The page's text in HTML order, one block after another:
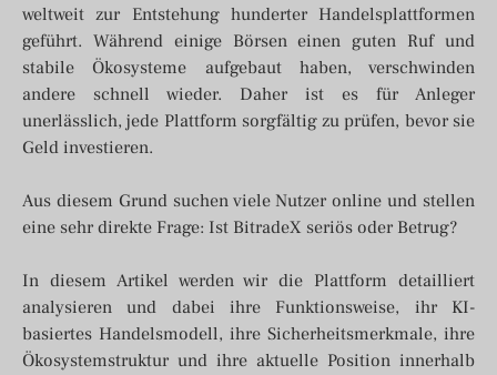
weltweit zur Entstehung hunderter Handelsplattformen
geführt. Während einige Börsen einen guten Ruf und
stabile Ökosysteme aufgebaut haben, verschwinden
andere schnell wieder. Daher ist es für Anleger
unerlässlich, jede Plattform sorgfältig zu prüfen, bevor sie
Geld investieren.
Aus diesem Grund suchen viele Nutzer online und stellen
eine sehr direkte Frage: Ist BitradeX seriös oder Betrug?
In diesem Artikel werden wir die Plattform detailliert
analysieren und dabei ihre Funktionsweise, ihr KI-
basiertes Handelsmodell, ihre Sicherheitsmerkmale, ihre
Ökosystemstruktur und ihre aktuelle Position innerhalb